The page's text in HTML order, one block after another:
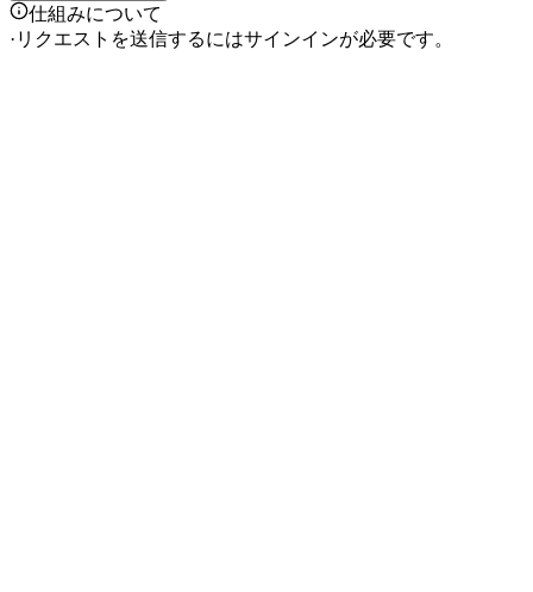
仕組みについて
· リクエストを送信するにはサインインが必要です。